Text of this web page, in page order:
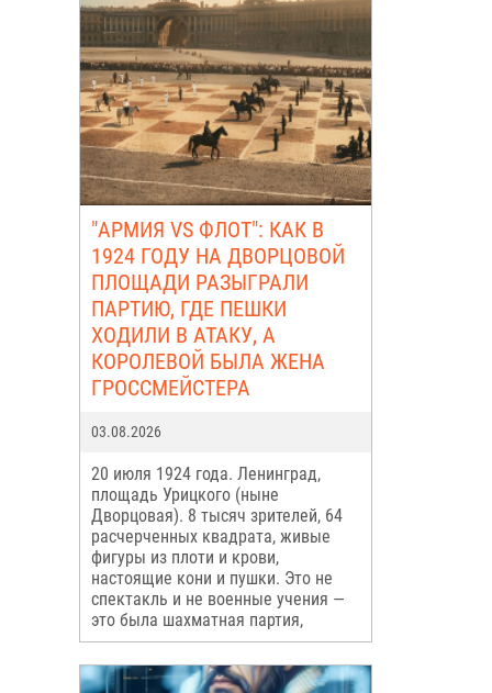
"АРМИЯ VS ФЛОТ": КАК В
1924 ГОДУ НА ДВОРЦОВОЙ
ПЛОЩАДИ РАЗЫГРАЛИ
ПАРТИЮ, ГДЕ ПЕШКИ
ХОДИЛИ В АТАКУ, А
КОРОЛЕВОЙ БЫЛА ЖЕНА
ГРОССМЕЙСТЕРА
03.08.2026
20 июля 1924 года. Ленинград,
площадь Урицкого (ныне
Дворцовая). 8 тысяч зрителей, 64
расчерченных квадрата, живые
фигуры из плоти и крови,
настоящие кони и пушки. Это не
спектакль и не военные учения —
это была шахматная партия,